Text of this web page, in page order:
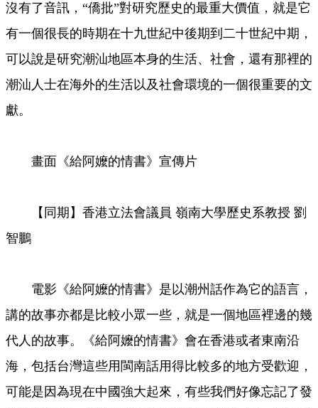
沒有了音訊，“僑批”對研究歷史的最重大價值，就是它
有一個很長的時期在十九世紀中後期到二十世紀中期，
可以說是研究潮汕地區本身的生活、社會，還有那裡的
潮汕人士在海外的生活以及社會環境的一個很重要的文
獻。
畫面《給阿嬤的情書》宣傳片
【同期】香港立法會議員 嶺南大學歷史系教授 劉
智鵬
電影《給阿嬤的情書》是以潮州話作為它的語言，
講的故事亦都是比較小眾一些，就是一個地區裡邊的幾
代人的故事。《給阿嬤的情書》會在香港或者東南沿
海，包括台灣這些用閩南話用得比較多的地方受歡迎，
可能是因為現在中國強大起來，有些我們好像忘記了發